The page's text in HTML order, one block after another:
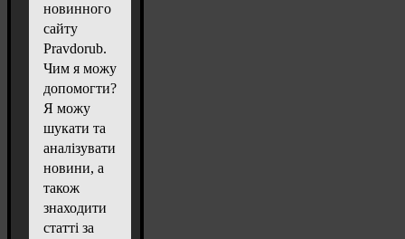
новинного
сайту
Pravdorub.
Чим я можу
допомогти?
Я можу
шукати та
аналізувати
новини, а
також
знаходити
статті за